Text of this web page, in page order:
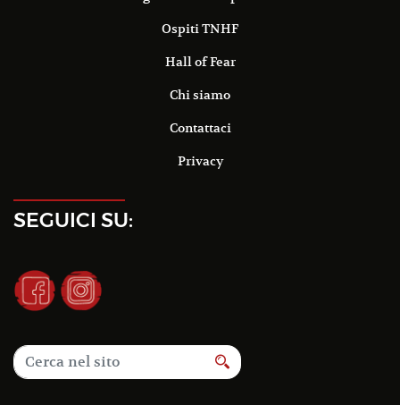
Ospiti TNHF
Hall of Fear
Chi siamo
Contattaci
Privacy
SEGUICI SU: